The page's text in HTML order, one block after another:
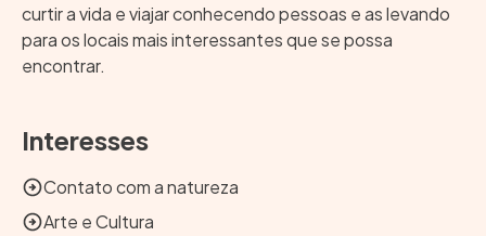
curtir a vida e viajar conhecendo pessoas e as levando
para os locais mais interessantes que se possa
encontrar.
Interesses
Contato com a natureza
Arte e Cultura